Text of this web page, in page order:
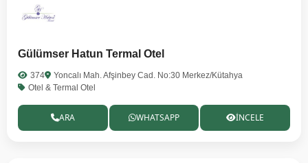
Gülümser Hatun Termal Otel
374
Yoncalı Mah. Afşinbey Cad. No:30 Merkez/Kütahya
Otel & Termal Otel
ARA WHATSAPP İNCELE